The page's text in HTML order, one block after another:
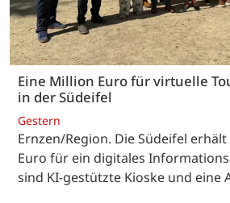
Eine Million Euro für virtuelle
in der Südeifel
Gestern
Ernzen/Region. Die Südeifel
Euro für ein digitales
sind KI-gestützte Kioske und eine